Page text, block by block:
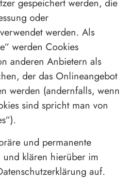
gespeichert werden, die
oder
werden. Als
werden Cookies
anderen Anbietern als
der das Onlineangebot
werden (andernfalls, wenn
sind spricht man von
und permanente
und klären hierüber im
auf.